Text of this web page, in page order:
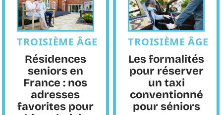
TROISIÈME ÂGE
Résidences
seniors en
France : nos
adresses
favorites pour
TROISIÈME ÂGE
Les formalités
pour réserver
un taxi
conventionné
pour séniors